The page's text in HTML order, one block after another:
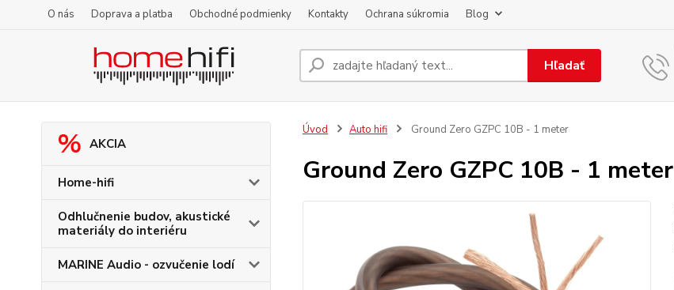
O nás Doprava a platba Obchodné podmienky Kontakty Ochrana súkromia Blog
Hľadať
AKCIA
Home-hifi
Odhlučnenie budov, akustické
materiály do interiéru
MARINE Audio - ozvučenie lodí
Úvod Auto hifi Ground Zero GZPC 10B - 1 meter
Ground Zero GZPC 10B - 1 meter